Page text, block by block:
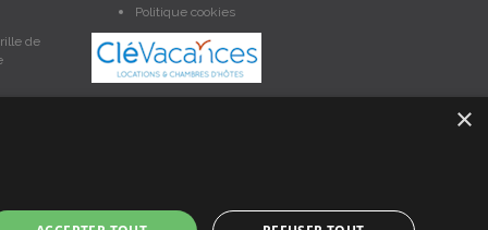
Politique cookies
de
contractuelles. Les données sont protégées par copyright
×